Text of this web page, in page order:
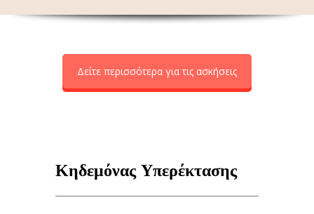
Δείτε περισσότερα για τις ασκήσεις
Κηδεμόνας Υπερέκτασης